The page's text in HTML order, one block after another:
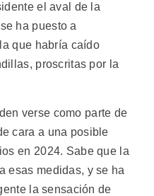
el aval de la
ha puesto a
que habría caído
proscritas por la
verse como parte de
cara a una posible
en 2024. Sabe que la
esas medidas, y se ha
la sensación de